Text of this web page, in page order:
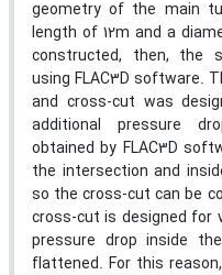
geometry of the main
length of 12m and a
constructed, then, the
using FLAC3D software.
and cross-cut was
additional pressure
obtained by FLAC3D
the intersection and
so the cross-cut can be
cross-cut is designed for
pressure drop inside
flattened. For this